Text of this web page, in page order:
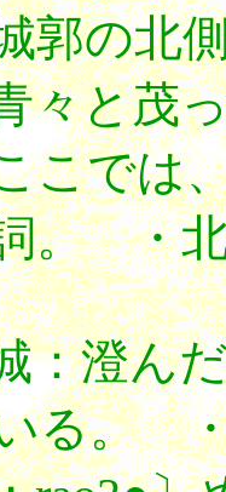
郭の北
々と茂
こでは
。 ・
：澄ん
る。